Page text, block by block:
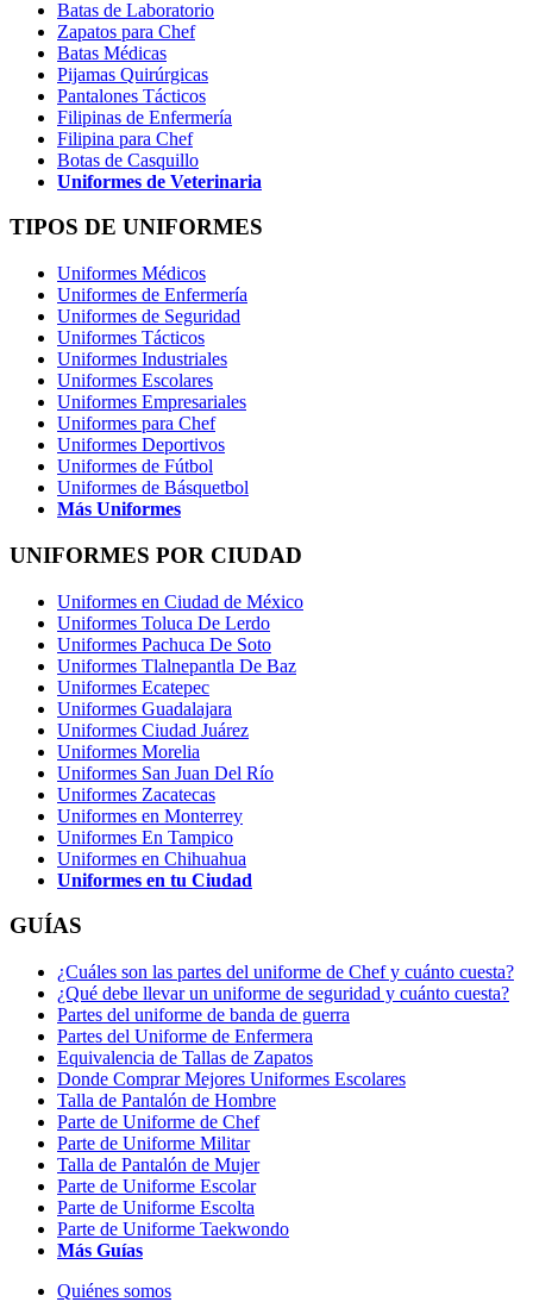
Batas de Laboratorio
Zapatos para Chef
Batas Médicas
Pijamas Quirúrgicas
Pantalones Tácticos
Filipinas de Enfermería
Filipina para Chef
Botas de Casquillo
Uniformes de Veterinaria
TIPOS DE UNIFORMES
Uniformes Médicos
Uniformes de Enfermería
Uniformes de Seguridad
Uniformes Tácticos
Uniformes Industriales
Uniformes Escolares
Uniformes Empresariales
Uniformes para Chef
Uniformes Deportivos
Uniformes de Fútbol
Uniformes de Básquetbol
Más Uniformes
UNIFORMES POR CIUDAD
Uniformes en Ciudad de México
Uniformes Toluca De Lerdo
Uniformes Pachuca De Soto
Uniformes Tlalnepantla De Baz
Uniformes Ecatepec
Uniformes Guadalajara
Uniformes Ciudad Juárez
Uniformes Morelia
Uniformes San Juan Del Río
Uniformes Zacatecas
Uniformes en Monterrey
Uniformes En Tampico
Uniformes en Chihuahua
Uniformes en tu Ciudad
GUÍAS
¿Cuáles son las partes del uniforme de Chef y cuánto cuesta?
¿Qué debe llevar un uniforme de seguridad y cuánto cuesta?
Partes del uniforme de banda de guerra
Partes del Uniforme de Enfermera
Equivalencia de Tallas de Zapatos
Donde Comprar Mejores Uniformes Escolares
Talla de Pantalón de Hombre
Parte de Uniforme de Chef
Parte de Uniforme Militar
Talla de Pantalón de Mujer
Parte de Uniforme Escolar
Parte de Uniforme Escolta
Parte de Uniforme Taekwondo
Más Guías
Quiénes somos